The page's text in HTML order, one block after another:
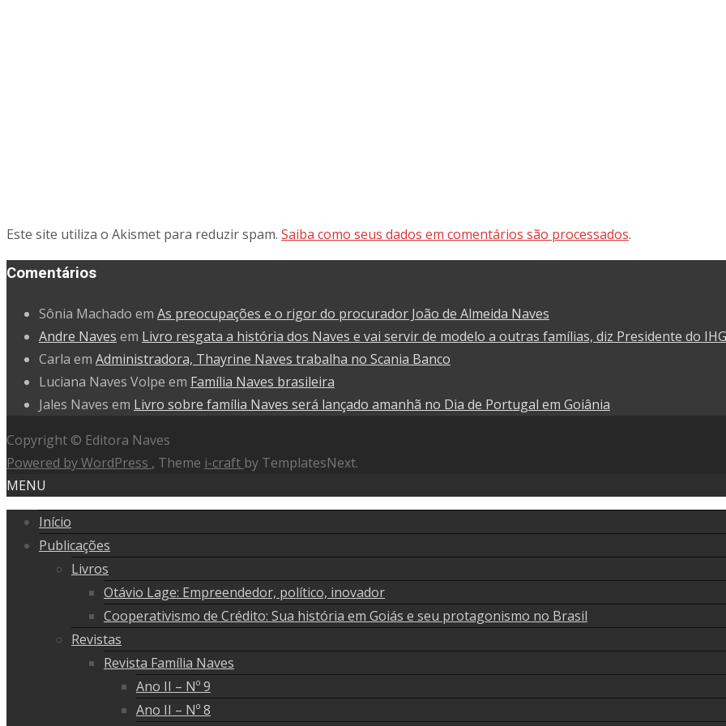
Este site utiliza o Akismet para reduzir spam. Saiba como seus dados em comentários são processados.
Comentários
Sônia Machado em As preocupações e o rigor do procurador João de Almeida Naves
Andre Naves em Livro resgata a história dos Naves e vai servir de modelo a outras famílias, diz Presidente do IHG
Carla em Administradora, Thayrine Naves trabalha no Scania Banco
Luciana Naves Volpe em Família Naves brasileira
Jales Naves em Livro sobre família Naves será lançado amanhã no Dia de Portugal em Goiânia
Copyright © Editora Naves
Powered by WordPress , Theme i-craft by TemplatesNext.
MENU
Início
Publicações
Livros
Otávio Lage: Empreendedor, político, inovador
Cooperativismo de Crédito: Sua história em Goiás e seu protagonismo no Brasil
Revistas
Revista Família Naves
Ano II – Nº 9
Ano II – Nº 8